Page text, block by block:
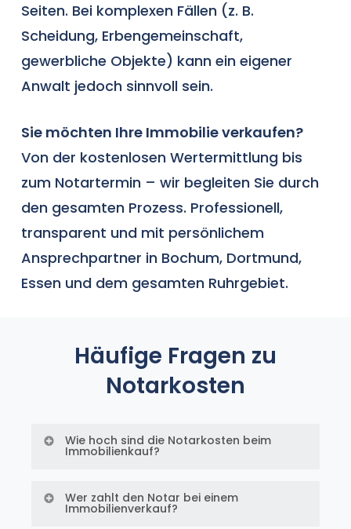
Seiten. Bei komplexen Fällen (z. B.
Scheidung, Erbengemeinschaft,
gewerbliche Objekte) kann ein eigener
Anwalt jedoch sinnvoll sein.
Sie möchten Ihre Immobilie verkaufen?
Von der kostenlosen Wertermittlung bis
zum Notartermin – wir begleiten Sie durch
den gesamten Prozess. Professionell,
transparent und mit persönlichem
Ansprechpartner in Bochum, Dortmund,
Essen und dem gesamten Ruhrgebiet.
Häufige Fragen zu
Notarkosten
Wie hoch sind die Notarkosten beim
Immobilienkauf?
Die Notarkosten betragen ca. 1,5 bis
2 Prozent des Kaufpreises. Bei einem
Wer zahlt den Notar bei einem
Immobilienverkauf?